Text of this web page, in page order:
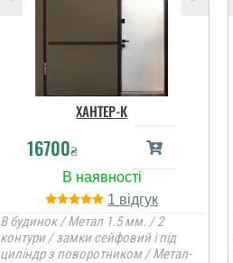
ХАНТЕР-К
16700₴
1
В будинок / Метал 1.5 мм. / 2
контури / замки сейфовий і під
циліндр з поворотником / Метал-